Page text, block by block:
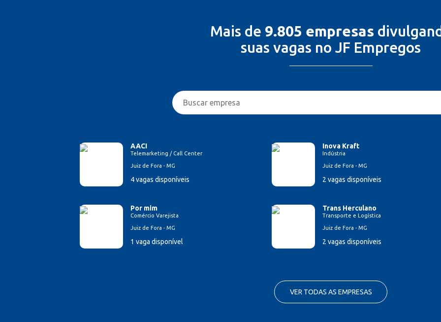
Mais de 9.805 empresas
suas vagas no JF Empregos
AACI
Telemarketing / Call Center
Juiz de Fora - MG
4 vagas disponíveis
Inova Kraft
Indústria
Juiz de Fora - MG
2 vagas disponíveis
Por mim
Comércio Varejista
Juiz de Fora - MG
1 vaga disponível
Trans Herculano
Transporte e Logística
Juiz de Fora - MG
2 vagas disponíveis
VER TODAS AS EMPRESAS